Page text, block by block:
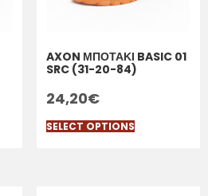
AXON ΜΠΟΤΑΚΙ BASIC 01
SRC (31-20-84)
24,20€
SELECT OPTIONS